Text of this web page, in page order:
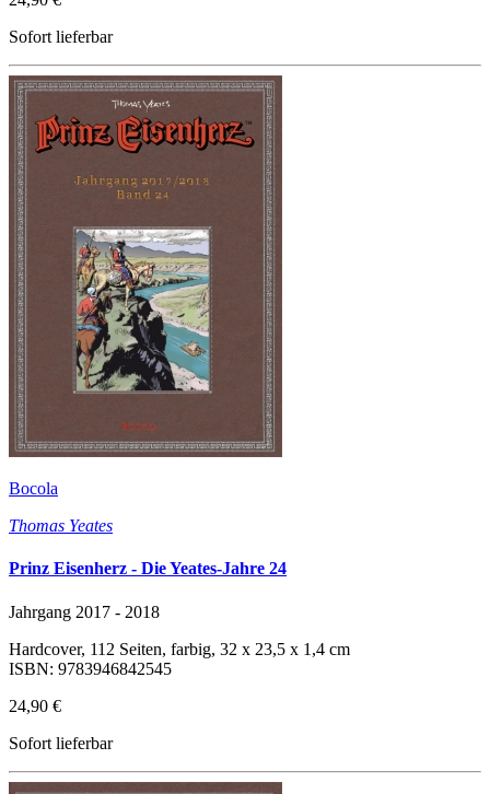
Sofort lieferbar
Bocola
Thomas Yeates
Prinz Eisenherz - Die Yeates-Jahre 24
Jahrgang 2017 - 2018
Hardcover, 112 Seiten, farbig, 32 x 23,5 x 1,4 cm
ISBN: 9783946842545
24,90 €
Sofort lieferbar